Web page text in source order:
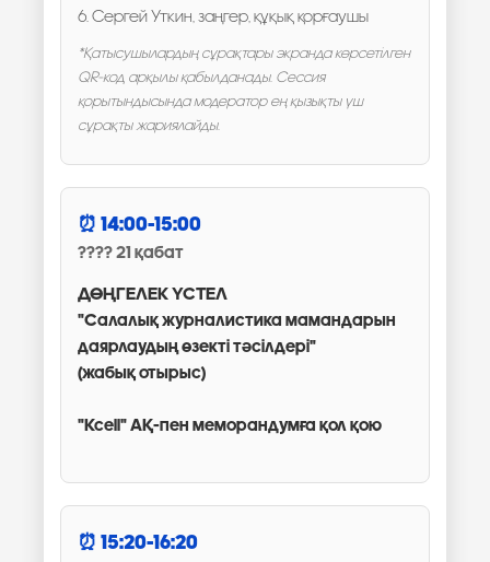
6. Сергей Уткин, заңгер, құқық қорғаушы
*Қатысушылардың сұрақтары экранда көрсетілген
QR-код арқылы қабылданады. Сессия
қорытындысында модератор ең қызықты үш
сұрақты жариялайды.
14:00-15:00
21 қабат
ДӨҢГЕЛЕК ҮСТЕЛ
"Салалық журналистика мамандарын
даярлаудың өзекті тәсілдері"
(жабық отырыс)
"Kcell" АҚ-пен меморандумға қол қою
15:20-16:20